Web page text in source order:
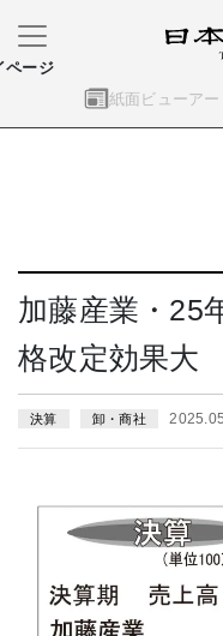
紙面ビューアー
ページ
加藤産業・25
格改定効果大
決算 卸・商社